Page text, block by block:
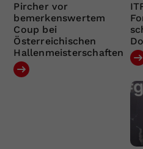
Pircher vor
bemerkenswertem
Coup bei
Österreichischen
Hallenmeisterschaften